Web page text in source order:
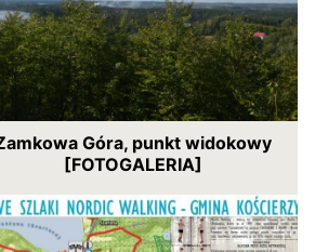
Góra, punkt widokowy
[FOTOGALERIA]